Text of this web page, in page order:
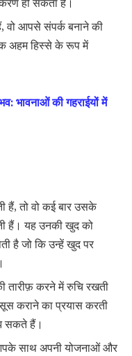
हो सकता है।
आपसे संपर्क बनाने की
अहम हिस्से के रूप में
भावनाओं की गहराईयों में
हैं, तो वो कई बार उसके
हैं। यह उनकी खुद को
है जो कि उन्हें खुद पर
तारीफ़ करने में रुचि रखती
कराने का प्रयास करती
सकते हैं।
साथ अपनी योजनाओं और